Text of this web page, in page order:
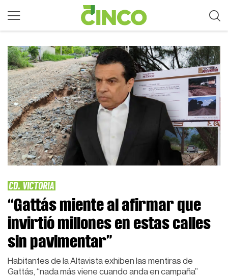
CD. VICTORIA
“Gattás miente al afirmar que
invirtió millones en estas calles
sin pavimentar”
Habitantes de la Altavista exhiben las mentiras de
Gattás, “nada más viene cuando anda en campaña”